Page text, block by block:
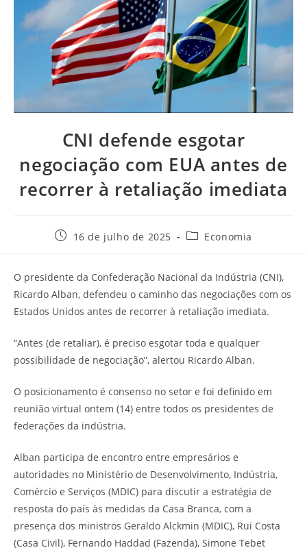
CNI defende esgotar
negociação com EUA antes de
recorrer à retaliação imediata
16 de julho de 2025 Economia
O presidente da Confederação Nacional da Indústria (CNI),
Ricardo Alban, defendeu o caminho das negociações com os
Estados Unidos antes de recorrer à retaliação imediata.
“Antes (de retaliar), é preciso esgotar toda e qualquer
possibilidade de negociação”, alertou Ricardo Alban.
O posicionamento é consenso no setor e foi definido em
reunião virtual ontem (14) entre todos os presidentes de
federações da indústria.
Alban participa de encontro entre empresários e
autoridades no Ministério de Desenvolvimento, Indústria,
Comércio e Serviços (MDIC) para discutir a estratégia de
resposta do país às medidas da Casa Branca, com a
presença dos ministros Geraldo Alckmin (MDIC), Rui Costa
(Casa Civil), Fernando Haddad (Fazenda), Simone Tebet